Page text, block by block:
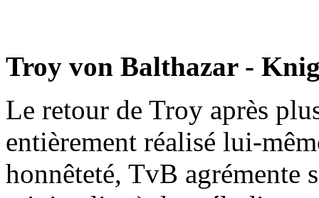
Troy von Balthazar -
Le retour de Troy après
entièrement réalisé lui-
honnêteté, TvB agrémente